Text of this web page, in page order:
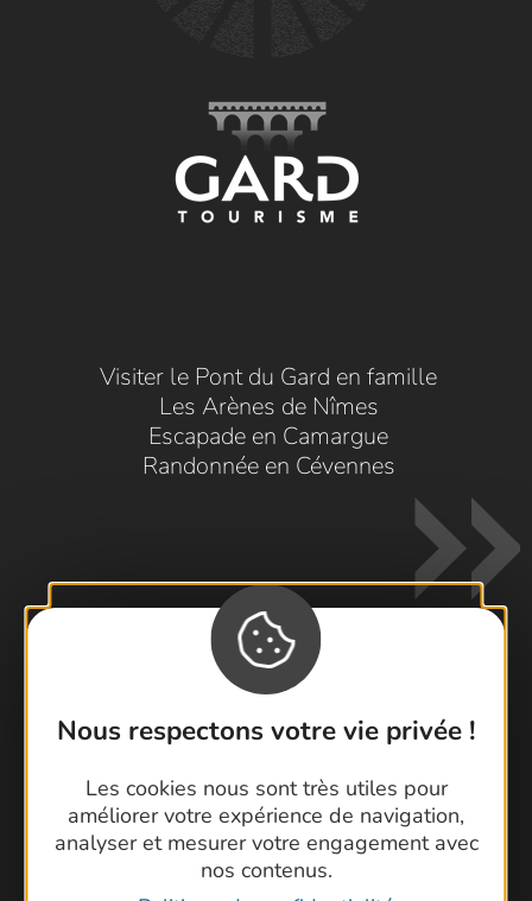
Nous respectons votre vie privée !
Les cookies nous sont très utiles pour
améliorer votre expérience de navigation,
analyser et mesurer votre engagement avec
nos contenus.
Visiter le Pont du Gard en famille
Les Arènes de Nîmes
Escapade en Camargue
Randonnée en Cévennes
Foire aux questions
Brochures
Cartoguides et Topoguides
Latitude Gard